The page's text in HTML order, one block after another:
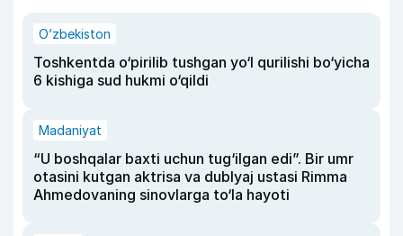
O‘zbekiston
Toshkentda o‘pirilib tushgan yo‘l qurilishi bo‘yicha
6 kishiga sud hukmi o‘qildi
Madaniyat
“U boshqalar baxti uchun tug‘ilgan edi”. Bir umr
otasini kutgan aktrisa va dublyaj ustasi Rimma
Ahmedovaning sinovlarga to‘la hayoti